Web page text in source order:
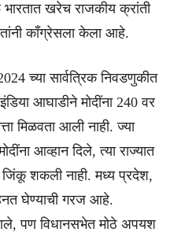
खरेच राजकीय क्रांती
काँग्रेसला केला आहे.
च्या सार्वत्रिक निवडणुकीत
आघाडीने मोदींना 240 वर
मिळवता आली नाही. ज्या
आव्हान दिले, त्या राज्यात
शकली नाही. मध्य प्रदेश,
घेण्याची गरज आहे.
पण विधानसभेत मोठे अपयश